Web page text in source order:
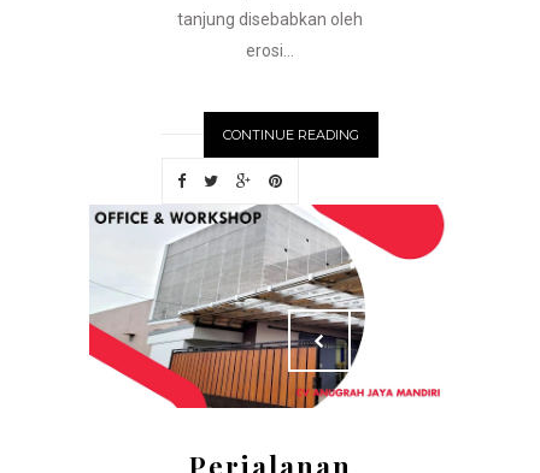
tanjung disebabkan oleh
erosi...
CONTINUE READING